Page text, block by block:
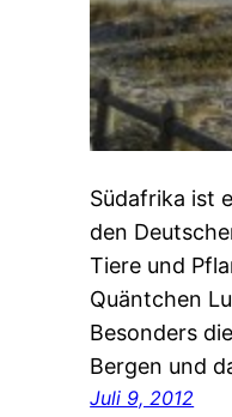
Südafrika ist
den
Tiere und
Quäntchen
Besonders
Bergen und
Juli 9, 2012